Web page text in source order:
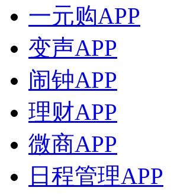
一元购APP
变声APP
闹钟APP
理财APP
微商APP
日程管理APP